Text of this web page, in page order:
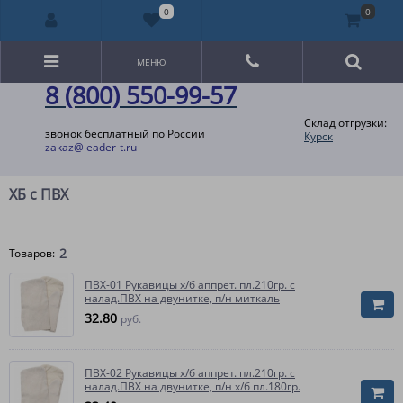
8 (800) 550-99-57
звонок бесплатный по России
zakaz@leader-t.ru
Склад отгрузки:
Курск
МЕНЮ
ХБ с ПВХ
Товаров: 2
ПВХ-01 Рукавицы х/б аппрет. пл.210гр. с
налад.ПВХ на двунитке, п/н миткаль
32.80 руб.
ПВХ-02 Рукавицы х/б аппрет. пл.210гр. с
налад.ПВХ на двунитке, п/н х/б пл.180гр.
0 0